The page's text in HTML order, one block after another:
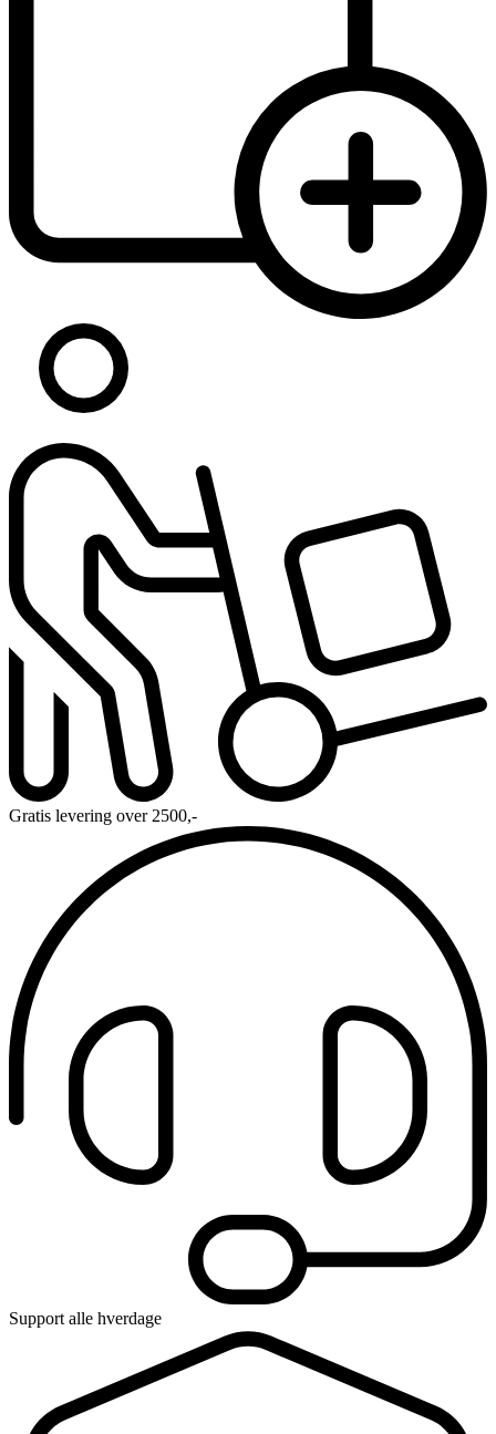
Gratis levering over 2500,-
Support alle hverdage